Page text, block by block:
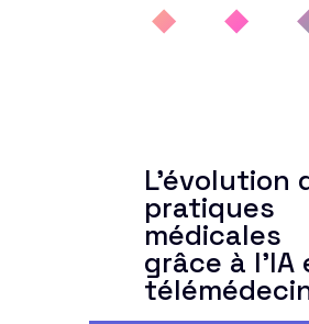
◆ ◆
L'évolution
pratiques
médicales
grâce à l'IA